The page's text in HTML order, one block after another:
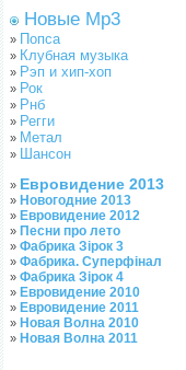
Новые Mp3
» Попса
» Клубная музыка
» Рэп и хип-хоп
» Рок
» Рнб
» Регги
» Метал
» Шансон
» Евровидение 2013
» Новогодние 2013
» Евровидение 2012
» Песни про лето
» Фабрика Зірок 3
» Фабрика. Суперфінал
» Фабрика Зірок 4
» Евровидение 2010
» Евровидение 2011
» Новая Волна 2010
» Новая Волна 2011